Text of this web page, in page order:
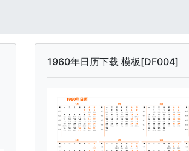
1960年日历下载 模板[DF004]